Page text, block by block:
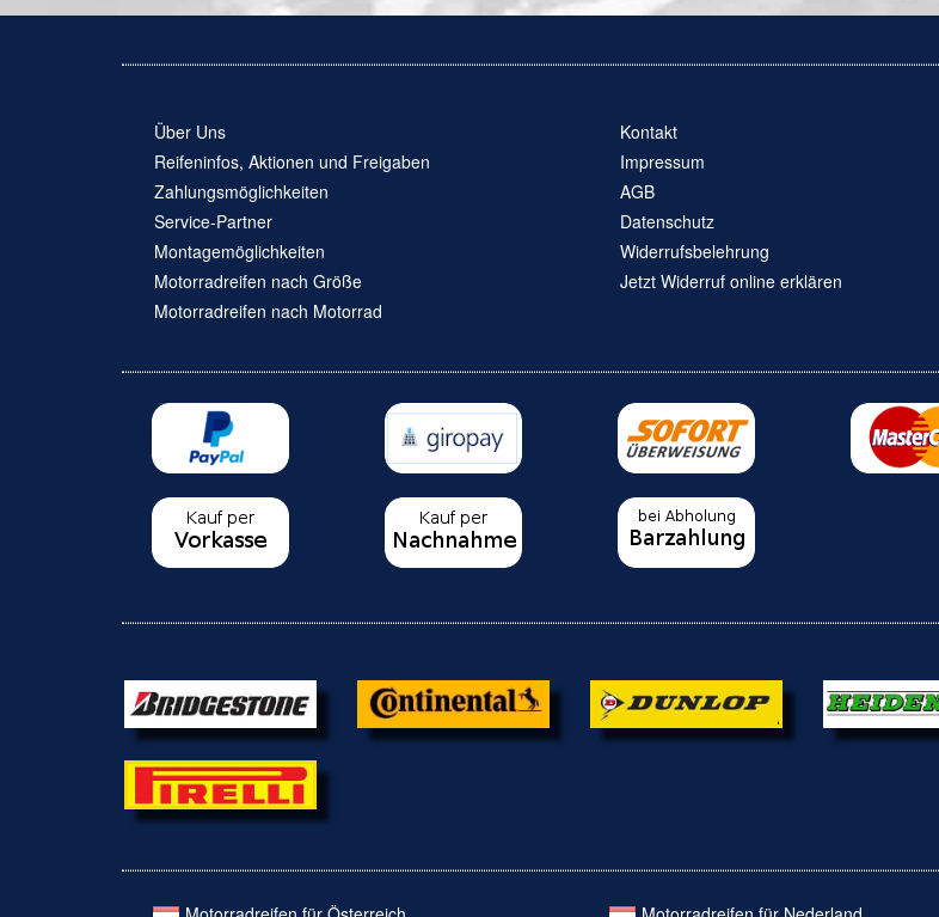
Über Uns
Reifeninfos, Aktionen und Freigaben
Zahlungsmöglichkeiten
Service-Partner
Montagemöglichkeiten
Motorradreifen nach Größe
Motorradreifen nach Motorrad
Kontakt
Impressum
AGB
Datenschutz
Widerrufsbelehrung
Jetzt Widerruf online erklären